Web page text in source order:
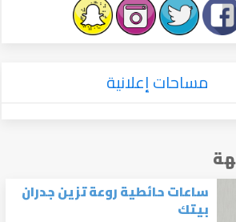
مساحات إعلانية
ساعات حائطية روعة تزين جدران
بيتك